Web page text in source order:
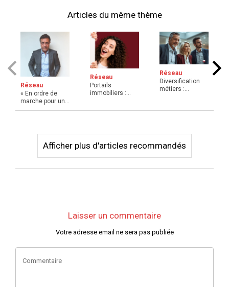
Articles du même thème
Réseau
« En ordre de
marche pour un
réseau encore
Réseau
Portails
immobiliers :
Réseau
Diversification
métiers :
Afficher plus d'articles recommandés
Laisser un commentaire
Votre adresse email ne sera pas publiée
Commentaire